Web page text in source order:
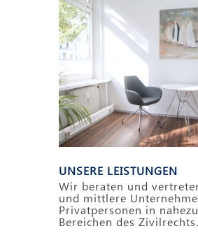
UNSERE LEISTUNGEN
Wir beraten und
und mittlere
Privatpersonen in
Bereichen des Zivilrechts.